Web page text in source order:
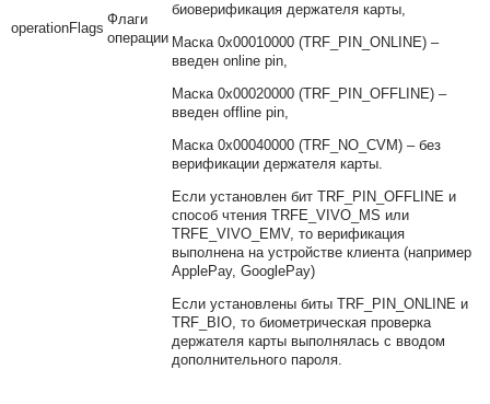
operationFlags
Флаги
операции
биоверификация держателя карты,
Маска 0x00010000 (TRF_PIN_ONLINE) –
введен online pin,
Маска 0x00020000 (TRF_PIN_OFFLINE) –
введен offline pin,
Маска 0x00040000 (TRF_NO_CVM) – без
верификации держателя карты.
Если установлен бит TRF_PIN_OFFLINE и
способ чтения TRFE_VIVO_MS или
TRFE_VIVO_EMV, то верификация
выполнена на устройстве клиента (например
ApplePay, GooglePay)
Если установлены биты TRF_PIN_ONLINE и
TRF_BIO, то биометрическая проверка
держателя карты выполнялась с вводом
дополнительного пароля.